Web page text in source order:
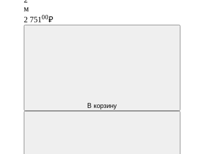
м
2 751 00₽
В корзину